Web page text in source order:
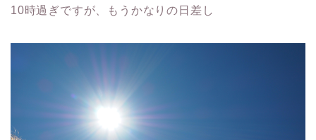
10時過ぎですが、もうかなりの日差し